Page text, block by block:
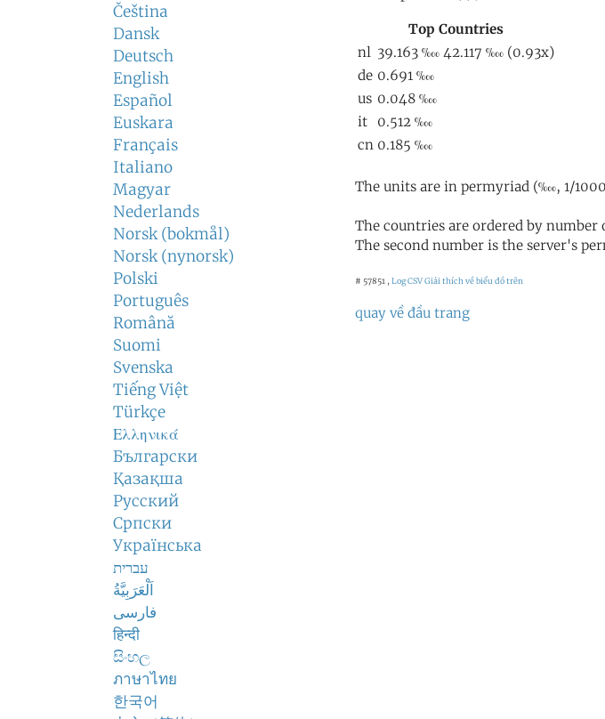
Čeština
Dansk
Deutsch
English
Español
Euskara
Français
Italiano
Magyar
Nederlands
Norsk (bokmål)
Norsk (nynorsk)
Polski
Português
Română
Suomi
Svenska
Tiếng Việt
Türkçe
Ελληνικά
Български
Қазақша
Русский
Српски
Українська
עברית
اَلْعَرَبِيَّةُ
فارسی
हिन्दी
සිංහල
ภาษาไทย
한국어
The units are in permyriad (‱, 1/
The countries are ordered by number
The second number is the server's
# 57851 , Log CSVGiải thích về biểu đồ trên
quay về đầu trang